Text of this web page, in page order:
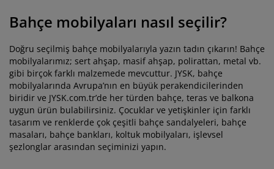
Bahçe mobilyaları nasıl seçilir?
Doğru seçilmiş bahçe mobilyalarıyla yazın tadın çıkarın! Bahçe
mobilyalarımız; sert ahşap, masif ahşap, polirattan, metal vb.
gibi birçok farklı malzemede mevcuttur. JYSK, bahçe
mobilyalarında Avrupa’nın en büyük perakendicilerinden
biridir ve JYSK.com.tr’de her türden bahçe, teras ve balkona
uygun ürün bulabilirsiniz. Çocuklar ve yetişkinler için farklı
tasarım ve renklerde çok çeşitli bahçe sandalyeleri, bahçe
masaları, bahçe bankları, koltuk mobilyaları, işlevsel
şezlonglar arasından seçiminizi yapın.